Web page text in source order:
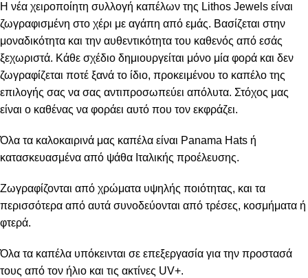
Η νέα χειροποίητη συλλογή καπέλων της Lithos Jewels είναι
ζωγραφισμένη στο χέρι με αγάπη από εμάς. Βασίζεται στην
μοναδικότητα και την αυθεντικότητα του καθενός από εσάς
ξεχωριστά. Κάθε σχέδιο δημιουργείται μόνο μία φορά και δεν
ζωγραφίζεται ποτέ ξανά το ίδιο, προκειμένου το καπέλο της
επιλογής σας να σας αντιπροσωπεύει απόλυτα. Στόχος μας
είναι ο καθένας να φοράει αυτό που τον εκφράζει.
Όλα τα καλοκαιρινά μας καπέλα είναι Panama Hats ή
κατασκευασμένα από ψάθα Ιταλικής προέλευσης.
Ζωγραφίζονται από χρώματα υψηλής ποιότητας, και τα
περισσότερα από αυτά συνοδεύονται από τρέσες, κοσμήματα ή
φτερά.
Όλα τα καπέλα υπόκεινται σε επεξεργασία για την προστασά
τους από τον ήλιο και τις ακτίνες UV+.